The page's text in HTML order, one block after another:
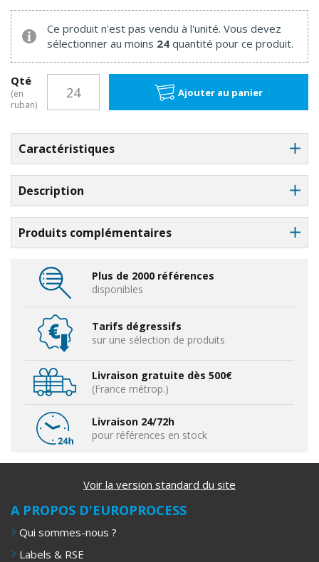
Ce produit n'est pas vendu à l'unité. Vous devez
sélectionner au moins 24 quantité pour ce produit.
Qté
(en
ruban)
Ajouter au panier
Caractéristiques
Description
Produits complémentaires
Plus de 2000 références
disponibles
Tarifs dégressifs
sur une sélection de produits
Livraison gratuite dès 500€
(France métrop.)
Livraison 24/72h
pour références en stock
Voir la version standard du site
A PROPOS D'EUROPROCESS
Qui sommes-nous ?
Labels & RSE